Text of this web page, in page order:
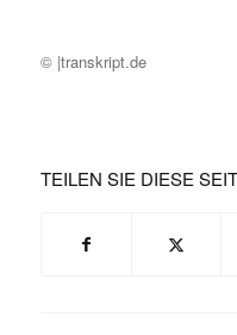
© |transkript.de
TEILEN SIE DIESE